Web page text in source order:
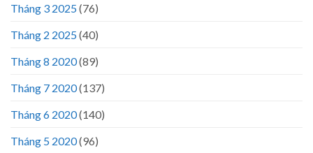
Tháng 3 2025(76)
Tháng 2 2025(40)
Tháng 8 2020(89)
Tháng 7 2020(137)
Tháng 6 2020(140)
Tháng 5 2020(96)